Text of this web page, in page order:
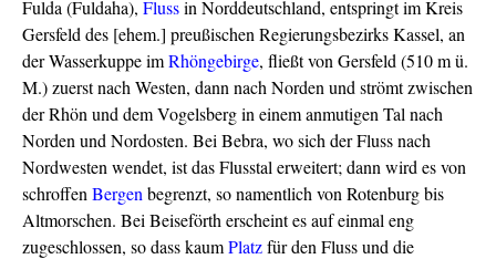
Fulda (Fuldaha), Flussin Norddeutschland, entspringt im Kreis
Gersfeld des [ehem.] preußischen Regierungsbezirks Kassel, an
der Wasserkuppe imRhöngebirge, fließt von Gersfeld (510 m ü.
M.) zuerst nach Westen, dann nach Norden und strömt zwischen
der Rhön und dem Vogelsberg in einem anmutigen Tal nach
Norden und Nordosten. Bei Bebra, wo sich der Fluss nach
Nordwesten wendet, ist das Flusstal erweitert; dann wird es von
schroffen Bergen begrenzt, so namentlich von Rotenburg bis
Altmorschen. Bei Beiseförth erscheint es auf einmal eng
zugeschlossen, so dass kaumPlatzfür den Fluss und die